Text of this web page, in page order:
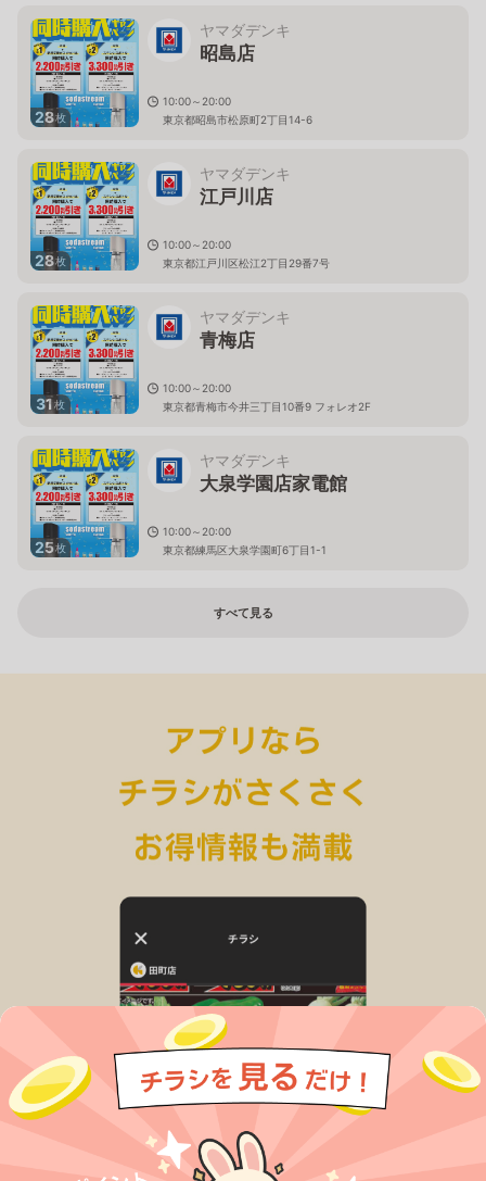
28枚
ヤマダデンキ
昭島店
10:00～20:00
東京都昭島市松原町2丁目14-6
28枚
ヤマダデンキ
江戸川店
10:00～20:00
東京都江戸川区松江2丁目29番7号
31枚
ヤマダデンキ
青梅店
10:00～20:00
東京都青梅市今井三丁目10番9 フォレオ2F
25枚
ヤマダデンキ
大泉学園店家電館
10:00～20:00
東京都練馬区大泉学園町6丁目1-1
すべて見る